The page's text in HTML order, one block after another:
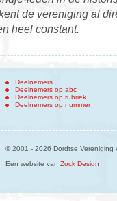
de vereniging al
heel constant.
Deelnemers
Deelnemers op abc
Deelnemers op rubriek
Deelnemers op nummer
© 2001 - 2026 Dordtse Vereniging
Een website van Zock Design